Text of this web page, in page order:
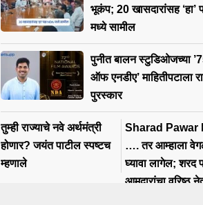
भूकंप; 20 खासदारांसह ‘हा’
मध्ये सामील
पुनीत बालन स्टुडिओजच्या
ऑफ एनडीए’ माहितीपटाला
पुरस्कार
तुम्ही राज्याचे नवे अर्थमंत्री
होणार? जयंत पाटील स्पष्टच
म्हणाले
Sharad Pawar
…. तर आम्हाला
घ्यावा लागेल; शरद
आमदारांचा वरिष्ठ